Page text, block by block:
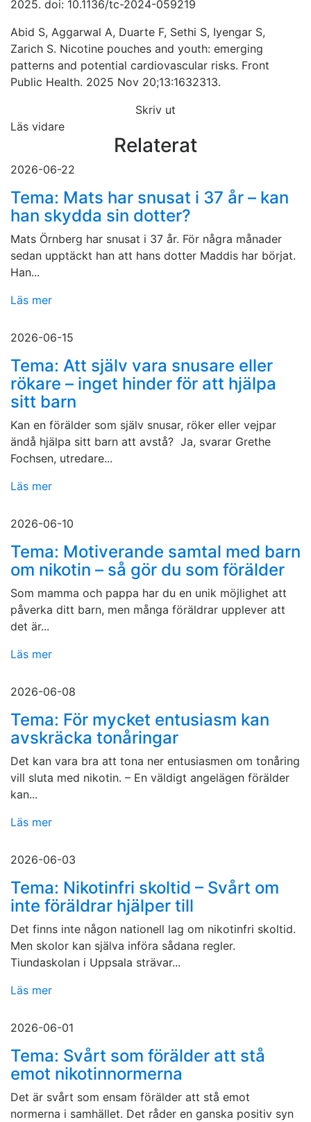
2025. doi: 10.1136/tc-2024-059219
Abid S, Aggarwal A, Duarte F, Sethi S, Iyengar S,
Zarich S. Nicotine pouches and youth: emerging
patterns and potential cardiovascular risks. Front
Public Health. 2025 Nov 20;13:1632313.
Skriv ut
Läs vidare
Relaterat
2026-06-22
Tema: Mats har snusat i 37 år – kan
han skydda sin dotter?
Mats Örnberg har snusat i 37 år. För några månader
sedan upptäckt han att hans dotter Maddis har börjat.
Han...
Läs mer
2026-06-15
Tema: Att själv vara snusare eller
rökare – inget hinder för att hjälpa
sitt barn
Kan en förälder som själv snusar, röker eller vejpar
ändå hjälpa sitt barn att avstå? Ja, svarar Grethe
Fochsen, utredare...
Läs mer
2026-06-10
Tema: Motiverande samtal med barn
om nikotin – så gör du som förälder
Som mamma och pappa har du en unik möjlighet att
påverka ditt barn, men många föräldrar upplever att
det är...
Läs mer
2026-06-08
Tema: För mycket entusiasm kan
avskräcka tonåringar
Det kan vara bra att tona ner entusiasmen om tonåring
vill sluta med nikotin. – En väldigt angelägen förälder
kan...
Läs mer
2026-06-03
Tema: Nikotinfri skoltid – Svårt om
inte föräldrar hjälper till
Det finns inte någon nationell lag om nikotinfri skoltid.
Men skolor kan själva införa sådana regler.
Tiundaskolan i Uppsala strävar...
Läs mer
2026-06-01
Tema: Svårt som förälder att stå
emot nikotinnormerna
Det är svårt som ensam förälder att stå emot
normerna i samhället. Det råder en ganska positiv syn